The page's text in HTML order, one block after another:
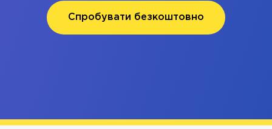
Спробувати безкоштовно